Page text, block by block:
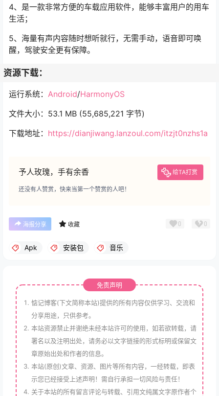
4、是一款非常方便的车载应用软件，能够丰富用户的用车
生活；
5、海量有声内容随时想听就行，无需手动，语音即可唤
醒，驾驶安全更有保障。
资源下载：
运行系统： Android/HarmonyOS
文件大小：53.1 MB (55,685,221 字节)
下载地址： https://dianjiwang.lanzoul.com/itzjt0nzhs1a
予人玫瑰，手有余香 给TA打赏
还没有人赞赏，快来当第一个赞赏的人吧！
海报分享 收藏 0 0
Apk 安装包 音乐
免责声明
惦记博客(下文简称本站)提供的所有内容仅供学习、交流和
分享用途，只供参考。
本站资源禁止并谢绝未经本站许可的使用，如若欲转载，请
署名以及注明出处，请务必以文字链接的形式标明或保留文
章原始出处和作者的信息。
本站(原创)文章、资源、图片等所有内容，一经转载，即表
示您已经接受上述声明！需自行承担一切风险与责任！
关于本站的所有留言评论与转载、引用文纯属文字原作者个